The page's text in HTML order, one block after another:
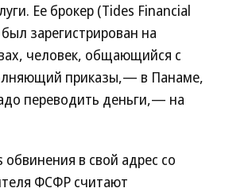
Ее брокер (Tides Financial
зарегистрирован на
человек, общающийся с
приказы,— в Панаме,
переводить деньги,— на
в свой адрес со
ФСФР считают